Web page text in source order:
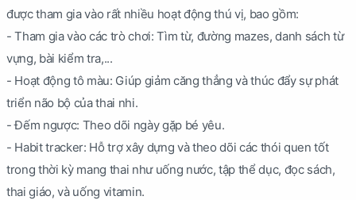
được tham gia vào rất nhiều hoạt động thú vị, bao gồm:
- Tham gia vào các trò chơi: Tìm từ, đường mazes, danh sách từ
vựng, bài kiểm tra,...
- Hoạt động tô màu: Giúp giảm căng thẳng và thúc đẩy sự phát
triển não bộ của thai nhi.
- Đếm ngược: Theo dõi ngày gặp bé yêu.
- Habit tracker: Hỗ trợ xây dựng và theo dõi các thói quen tốt
trong thời kỳ mang thai như uống nước, tập thể dục, đọc sách,
thai giáo, và uống vitamin.